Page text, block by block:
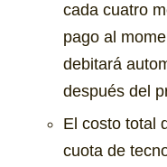
cada cuatro
pago al
debitará
después del
El costo total
cuota de